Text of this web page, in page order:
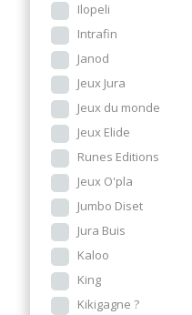
Ilopeli
Intrafin
Janod
Jeux Jura
Jeux du monde
Jeux Elide
Runes Editions
Jeux O'pla
Jumbo Diset
Jura Buis
Kaloo
King
Kikigagne ?